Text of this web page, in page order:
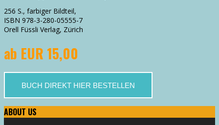
256 S., farbiger Bildteil,
ISBN 978-3-280-05555-7
Orell Füssli Verlag, Zürich
ab EUR 15,00
BUCH DIREKT HIER BESTELLEN
ABOUT US